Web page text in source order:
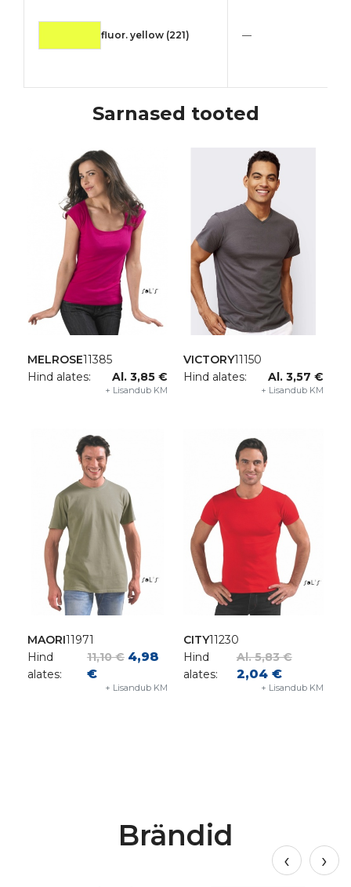
fluor. yellow (221) —
Sarnased tooted
MELROSE11385
Hind alates:
Al. 3,85 €
+ Lisandub KM
VICTORY11150
Hind alates:
Al. 3,57 €
+ Lisandub KM
MAORI11971
Hind
alates:
11,10 € 4,98
€
+ Lisandub KM
CITY11230
Hind
alates:
Al. 5,83 €
2,04 €
+ Lisandub KM
Brändid